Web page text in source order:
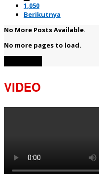
1,050
Berikutnya
No More Posts Available.
No more pages to load.
VIDEO